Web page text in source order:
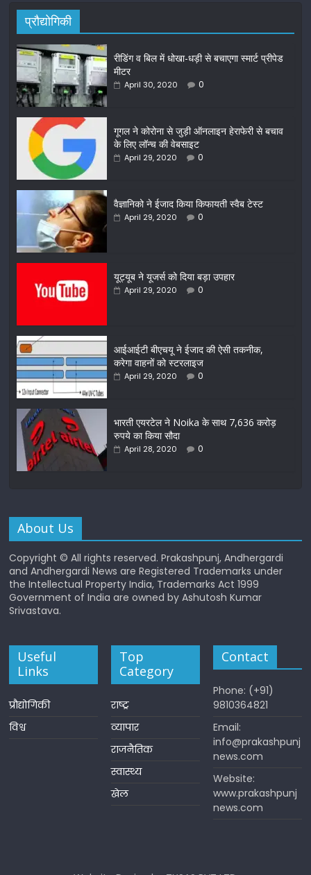
प्रौद्योगिकी
रीडिंग व बिल में धोखा-धड़ी से बचाएगा स्मार्ट प्रीपेड
मीटर
April 30, 2020 0
गूगल ने कोरोना से जुड़ी ऑनलाइन हेराफेरी से बचाव
के लिए लॉन्च की वेबसाइट
April 29, 2020 0
वैज्ञानिको ने ईजाद किया किफायती स्वैब टेस्ट
April 29, 2020 0
यूट्यूब ने यूजर्स को दिया बड़ा उपहार
April 29, 2020 0
आईआईटी बीएचयू ने ईजाद की ऐसी तकनीक,
करेगा वाहनों को स्टरलाइज
April 29, 2020 0
भारती एयरटेल ने Noika के साथ 7,636 करोड़
रुपये का किया सौदा
April 28, 2020 0
About Us
Copyright © All rights reserved. Prakashpunj, Andhergardi
and Andhergardi News are Registered Trademarks under
the Intellectual Property India, Trademarks Act 1999
Government of India are owned by Ashutosh Kumar
Srivastava.
Useful
Links
प्रौद्योगिकी
विश्व
Top
Category
राष्ट्र
व्यापार
राजनैतिक
स्वास्थ्य
खेल
Contact
Phone: (+91)
9810364821
Email:
info@prakashpunj
news.com
Website:
www.prakashpunj
news.com